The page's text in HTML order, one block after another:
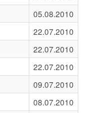
05.08.2010
22.07.2010
22.07.2010
22.07.2010
09.07.2010
08.07.2010